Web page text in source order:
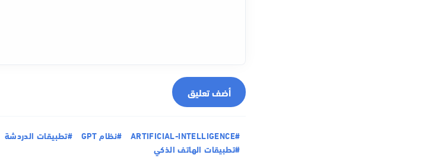
أضف تعليق
#ARTIFICIAL-INTELLIGENCE #نظام GPT #تطبيقات الدردشة
#تطبيقات الهاتف الذكي